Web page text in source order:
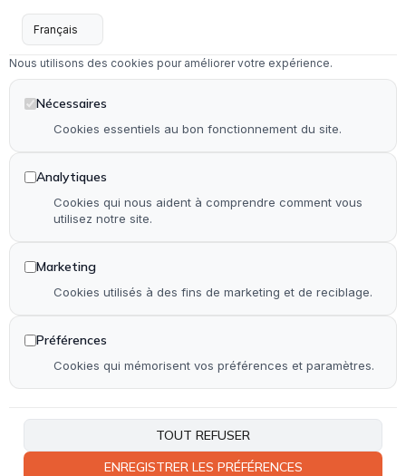
Services
Menuiserie intérieure & extérieure
Dépannage en serrurerie et vitrerie
Installation & rénovation de salle de bain
Installation & rénovation de cuisine
Pose de terrasse & contour de piscine en bois
Pose de parquet (stratifié, PVC et bois)
Autre
Accueil
Qui suis-je ?
Nous utilisons des cookies pour améliorer votre expérience.
Nécessaires
Cookies essentiels au bon fonctionnement du site.
Analytiques
Cookies qui nous aident à comprendre comment vous
utilisez notre site.
Marketing
Cookies utilisés à des fins de marketing et de reciblage.
Préférences
Cookies qui mémorisent vos préférences et paramètres.
TOUT REFUSER
ENREGISTRER LES PRÉFÉRENCES